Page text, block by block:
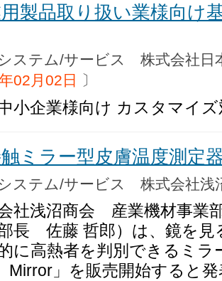
製品取り扱い業様向け
システム/サービス 株式会社
02月02日
〕
小企業様向け カスタマイ
ミラー型皮膚温度測定
システム/サービス 株式会社
社浅沼商会 産業機材事業
長 佐藤 哲郎）は、鏡を見
に高熱者を判別できるミ
」を販売開始すると発